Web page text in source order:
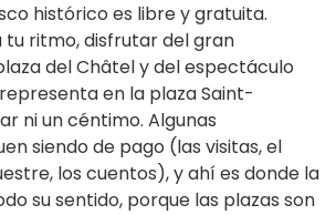
histórico es libre y gratuita.
tu ritmo, disfrutar del gran
del Châtel y del espectáculo
en la plaza Saint-
ni un céntimo. Algunas
siendo de pago (las visitas, el
los cuentos), y ahí es donde la
su sentido, porque las plazas son